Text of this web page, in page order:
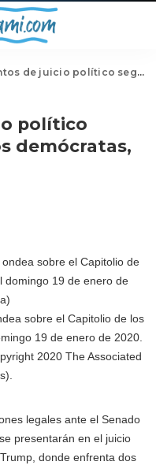
según lo visto por los demócratas, el equipo de Trump
político
demócratas,
sobre el Capitolio de los
19 de enero de 2020.
2020 The Associated
legales ante el Senado
presentarán en el juicio
donde enfrenta dos